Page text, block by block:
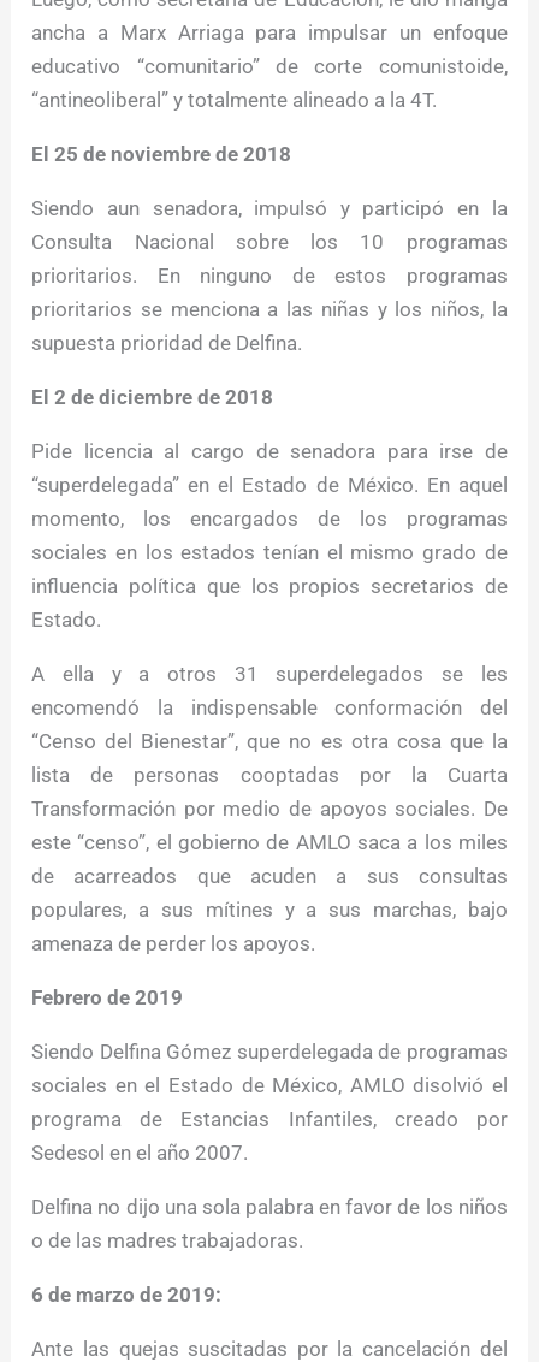
ancha a Marx Arriaga para impulsar un enfoque
educativo “comunitario” de corte comunistoide,
“antineoliberal” y totalmente alineado a la 4T.
El 25 de noviembre de 2018
Siendo aun senadora, impulsó y participó en la
Consulta Nacional sobre los 10 programas
prioritarios. En ninguno de estos programas
prioritarios se menciona a las niñas y los niños, la
supuesta prioridad de Delfina.
El 2 de diciembre de 2018
Pide licencia al cargo de senadora para irse de
“superdelegada” en el Estado de México. En aquel
momento, los encargados de los programas
sociales en los estados tenían el mismo grado de
influencia política que los propios secretarios de
Estado.
A ella y a otros 31 superdelegados se les
encomendó la indispensable conformación del
“Censo del Bienestar”, que no es otra cosa que la
lista de personas cooptadas por la Cuarta
Transformación por medio de apoyos sociales. De
este “censo”, el gobierno de AMLO saca a los miles
de acarreados que acuden a sus consultas
populares, a sus mítines y a sus marchas, bajo
amenaza de perder los apoyos.
Febrero de 2019
Siendo Delfina Gómez superdelegada de programas
sociales en el Estado de México, AMLO disolvió el
programa de Estancias Infantiles, creado por
Sedesol en el año 2007.
Delfina no dijo una sola palabra en favor de los niños
o de las madres trabajadoras.
6 de marzo de 2019:
Ante las quejas suscitadas por la cancelación del